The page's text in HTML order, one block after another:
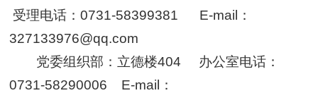
受理电话：0731-58399381 E-mail：
327133976@qq.com
党委组织部：立德楼404 办公室电话：
0731-58290006 E-mail：